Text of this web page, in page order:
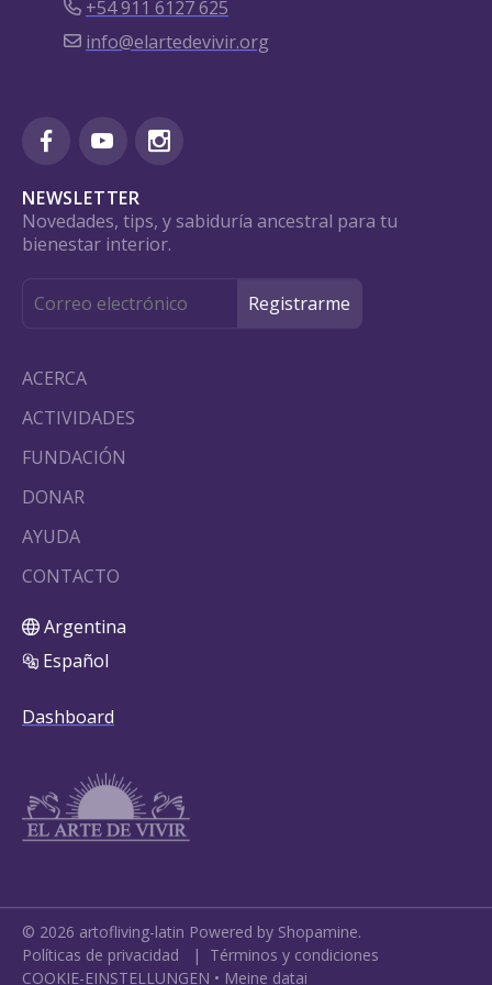
+54 911 6127 625
info@elartedevivir.org
NEWSLETTER
Novedades, tips, y sabiduría ancestral para tu
bienestar interior.
ACERCA
ACTIVIDADES
FUNDACIÓN
DONAR
AYUDA
CONTACTO
Argentina
Español
Dashboard
© 2026 artofliving-latin Powered by Shopamine.
Políticas de privacidad | Términos y condiciones
COOKIE-EINSTELLUNGEN • Meine datai